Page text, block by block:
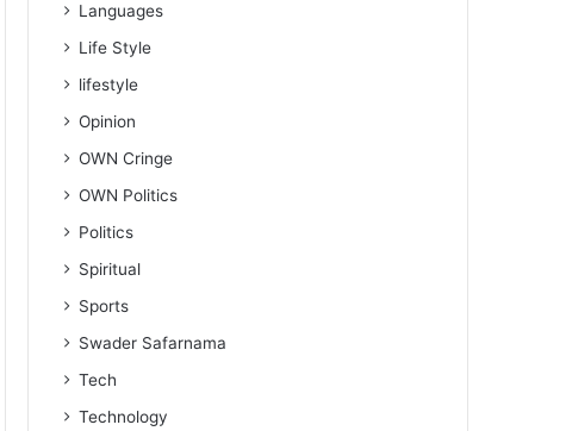
Languages
Life Style
lifestyle
Opinion
OWN Cringe
OWN Politics
Politics
Spiritual
Sports
Swader Safarnama
Tech
Technology